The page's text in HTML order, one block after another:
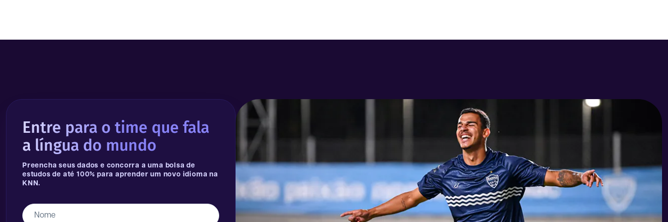
Entre para o time que fala
a língua do mundo
Preencha seus dados e concorra a uma bolsa de
estudos de até 100% para aprender um novo idioma na
KNN.
Nome